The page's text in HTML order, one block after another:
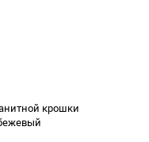
крошки